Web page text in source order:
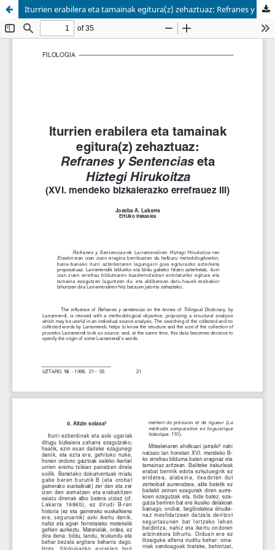
Iturrien erabilera eta tamainak egitura(z) zehaztuaz: Refranes y sentencias eta Hiztegi hirukoitza (XVI. mendeko bizkaierazko errefrauez III